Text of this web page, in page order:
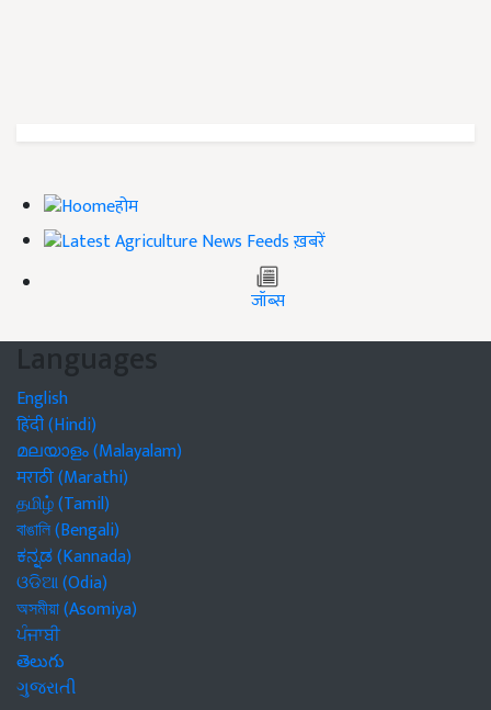
होम
ख़बरें
जॉब्स
Languages
English
हिंदी (Hindi)
മലയാളം (Malayalam)
मराठी (Marathi)
தமிழ் (Tamil)
বাঙালি (Bengali)
ಕನ್ನಡ (Kannada)
ଓଡିଆ (Odia)
অসমীয়া (Asomiya)
ਪੰਜਾਬੀ
తెలుగు
ગુજરાતી